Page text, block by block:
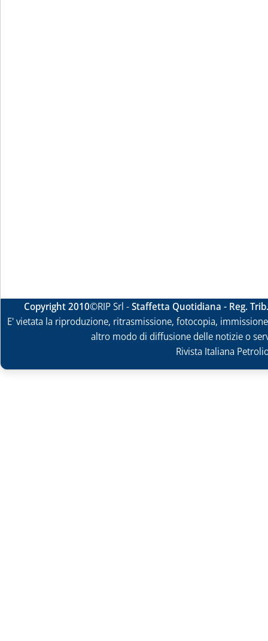
Copyright 2010©RIP Srl -Staffetta Quotidiana - Reg.
E' vietata la riproduzione, ritrasmissione, fotocopia,
altro modo di diffusione delle notizie o
Rivista Italiana